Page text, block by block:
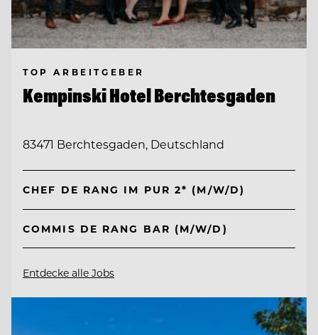
TOP ARBEITGEBER
Kempinski Hotel Berchtesgaden
83471 Berchtesgaden, Deutschland
CHEF DE RANG IM PUR 2* (M/W/D)
COMMIS DE RANG BAR (M/W/D)
Entdecke alle Jobs